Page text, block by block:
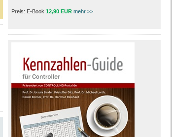
Preis: E-Book 12,90 EUR mehr >>